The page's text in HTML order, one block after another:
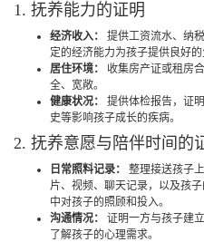
1. 抚养能力的证明
经济收入：
提供工资流水、纳
定的经济能力为孩子提供良好的
居住环境：
收集房产证或租房
全、宽敞。
健康状况：
提供体检报告，证
史等影响孩子成长的疾病。
2. 抚养意愿与陪伴时间的
日常照料记录：
整理接送孩子
片、视频、聊天记录，以及孩
中对孩子的照顾和投入。
沟通情况：
证明一方与孩子建
了解孩子的心理需求。